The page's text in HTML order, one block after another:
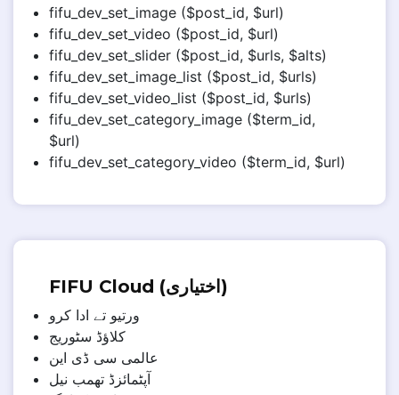
fifu_dev_set_image ($post_id, $url)
fifu_dev_set_video ($post_id, $url)
fifu_dev_set_slider ($post_id, $urls, $alts)
fifu_dev_set_image_list ($post_id, $urls)
fifu_dev_set_video_list ($post_id, $urls)
fifu_dev_set_category_image ($term_id,
$url)
fifu_dev_set_category_video ($term_id, $url)
FIFU Cloud (اختیاری)
ورتیو تے ادا کرو
کلاؤڈ سٹوریج
عالمی سی ڈی این
آپٹمائزڈ تھمب نیل